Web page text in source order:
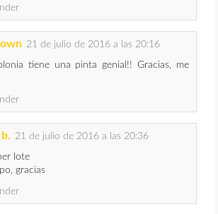
21 de julio de 2016 a las 20:16
tiene una pinta genial!! Gracias, me
21 de julio de 2016 a las 20:36
lote
gracias